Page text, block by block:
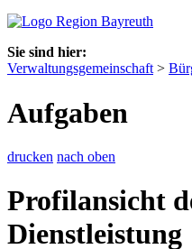
Sie sind hier:
Verwaltungsgemeinschaft >
Aufgaben
drucken nach oben
Profilansicht
Dienstleistung